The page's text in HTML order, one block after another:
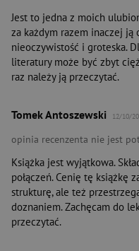
Jest to jedna z moich
za każdym razem inaczej ją
nieoczywistość i groteska.
literatury może być zbyt
raz należy ją przeczytać.
Tomek Antoszewski 12/10/
opinia recenzenta nie jest
Książka jest wyjątkowa.
połączeń. Cenię tę książkę
strukturę, ale też
doznaniem. Zachęcam do
przeczytać.